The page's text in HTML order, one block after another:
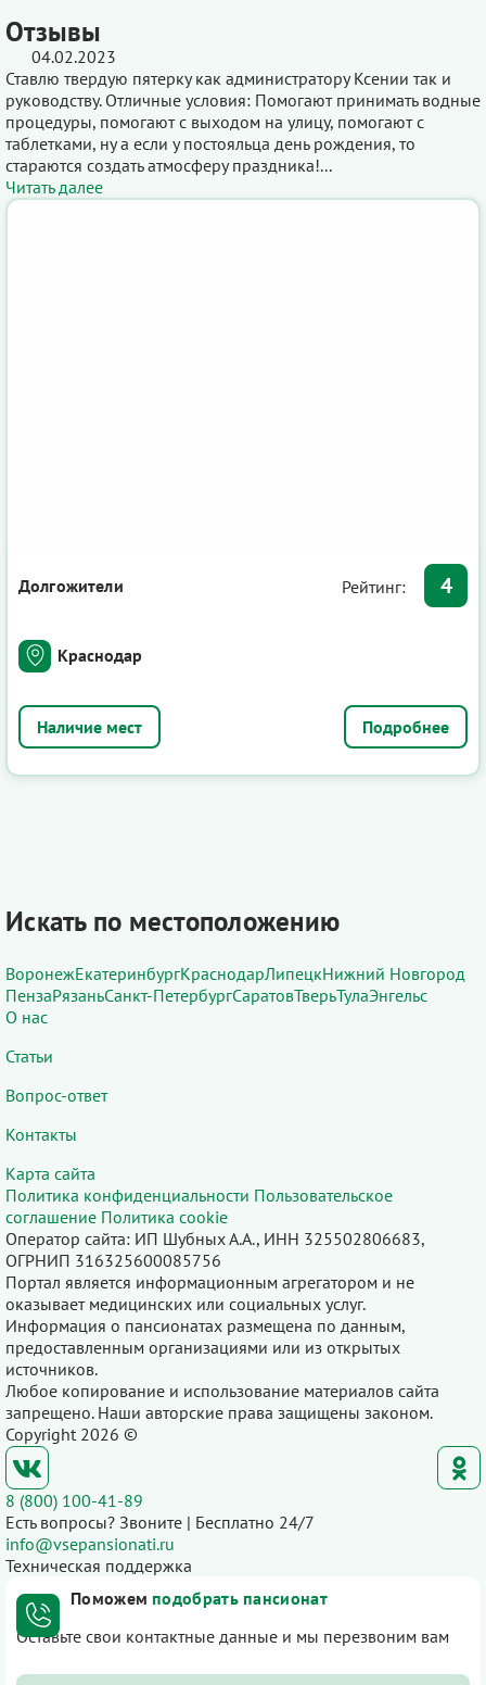
Отзывы
04.02.2023
Ставлю твердую пятерку как администратору Ксении так и
руководству. Отличные условия: Помогают принимать водные
процедуры, помогают с выходом на улицу, помогают с
таблетками, ну а если у постояльца день рождения, то
стараются создать атмосферу праздника!...
Читать далее
Долгожители Рейтинг: 4
Краснодар
Подробнее
Искать по местоположению
ВоронежЕкатеринбургКраснодарЛипецкНижний Новгород
ПензаРязаньСанкт-ПетербургСаратовТверьТулаЭнгельс
О нас
Статьи
Вопрос-ответ
Контакты
Карта сайта
Политика конфиденциальности Пользовательское
соглашение Политика cookie
Оператор сайта: ИП Шубных А.А., ИНН 325502806683,
ОГРНИП 316325600085756
Портал является информационным агрегатором и не
оказывает медицинских или социальных услуг.
Информация о пансионатах размещена по данным,
предоставленным организациями или из открытых
источников.
Любое копирование и использование материалов сайта
запрещено. Наши авторские права защищены законом.
Copyright 2026 ©
8 (800) 100-41-89
Есть вопросы? Звоните | Бесплатно 24/7
info@vsepansionati.ru
Техническая поддержка
Поможем подобрать пансионат
Оставьте свои контактные данные и мы перезвоним вам